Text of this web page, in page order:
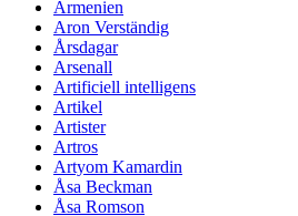
Armenien
Aron Verständig
Årsdagar
Arsenall
Artificiell intelligens
Artikel
Artister
Artros
Artyom Kamardin
Åsa Beckman
Åsa Romson